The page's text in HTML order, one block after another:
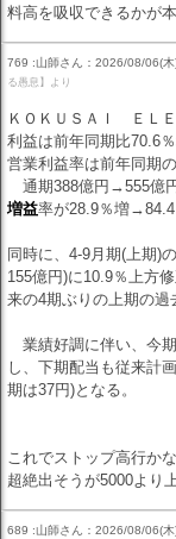
料高を吸収できるかが
769 :山師さん：2026/08/06(木
る愚息】より
ＫＯＫＵＳＡＩ ＥＬ
利益は前年同期比70.6
営業利益率は前年同期
通期388億円→555億円
増益率が28.9％増→84.4
同時に、4-9月期(上期)
155億円)に10.9％上方修
来の4期ぶりの上期の過
業績好調に伴い、今
し、下期配当も従来計
期は37円)となる。
これでストップ高行か
超絶出そうが5000より
689 :山師さん：2026/08/06(木